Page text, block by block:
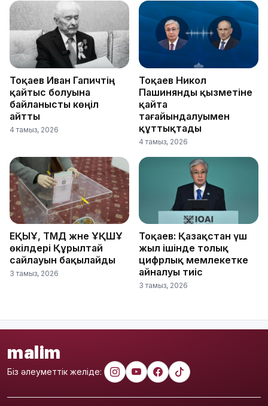
Тоқаев Иван Гапичтің
қайтыс болуына
байланысты көңіл
айтты
4 тамыз, 2026
Тоқаев Никол
Пашинянды қызметіне
қайта
тағайындалуымен
құттықтады
4 тамыз, 2026
ЕҚЫҰ, ТМД және ҰҚШҰ
өкілдері Құрылтай
сайлауын бақылайды
3 тамыз, 2026
Тоқаев: Қазақстан үш
жыл ішінде толық
цифрлық мемлекетке
айналуы тиіс
3 тамыз, 2026
malim
Біз әлеуметтік желіде: